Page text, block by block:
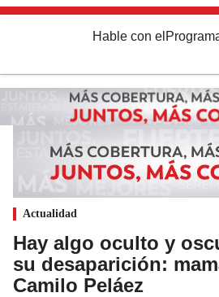
Hable con el
Actualidad
Hay algo oculto y
su desaparición:
Camilo Peláez